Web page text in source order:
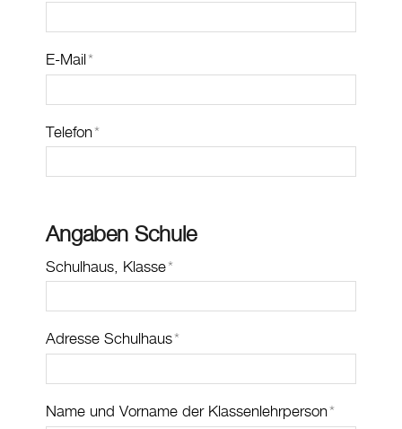
E-Mail *
Telefon*
Angaben Schule
Schulhaus, Klasse*
Adresse Schulhaus*
Name und Vorname der Klassenlehrperson*